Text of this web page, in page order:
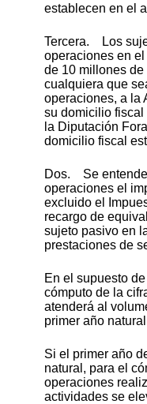
establecen en el
Tercera. Los
operaciones en
de 10 millones de
cualquiera que
operaciones, a la
su domicilio fiscal
la Diputación
domicilio fiscal
Dos. Se
operaciones el
excluido el
recargo de
sujeto pasivo en
prestaciones de
En el supuesto
cómputo de la
atenderá al
primer año
Si el primer año
natural, para el
operaciones
actividades se